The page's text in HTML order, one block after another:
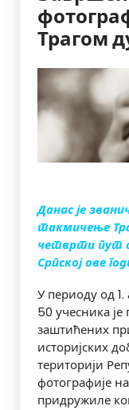
Трагом
Данас је
такмичење
четврти пут
Српској ове
У периоду од 1.
50 учесника је
заштићених
историјских
територији
фотографије
придружиле